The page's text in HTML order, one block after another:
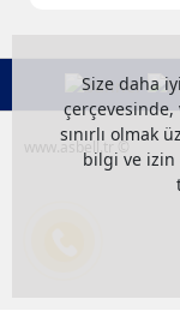
Size daha
sınırlı olmak
bilgi ve
www.asbell.tr ©